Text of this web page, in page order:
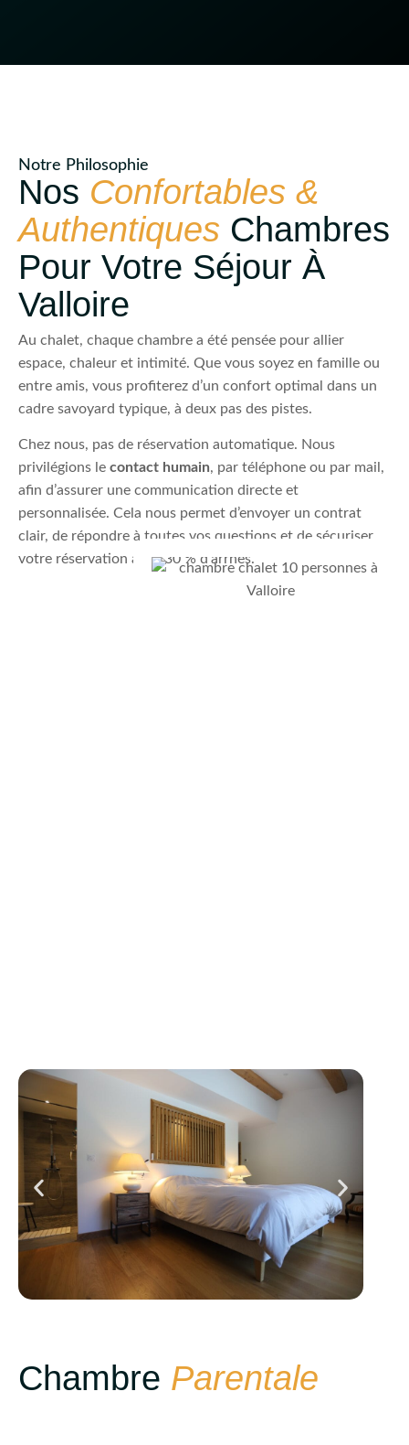
Notre Philosophie
Nos Confortables &
Authentiques Chambres
Pour Votre Séjour À
Valloire
Au chalet, chaque chambre a été pensée pour allier
espace, chaleur et intimité. Que vous soyez en famille ou
entre amis, vous profiterez d’un confort optimal dans un
cadre savoyard typique, à deux pas des pistes.
Chez nous, pas de réservation automatique. Nous
privilégions le contact humain, par téléphone ou par mail,
afin d’assurer une communication directe et
personnalisée. Cela nous permet d’envoyer un contrat
clair, de répondre à toutes vos questions et de sécuriser
votre réservation avec 30 % d’arrhes.
Chambre Parentale